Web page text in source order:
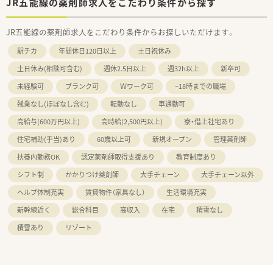
JR五能線の薬剤師求人をこだわり条件からお探しいただけます。
駅チカ 年間休日120日以上
土日祝休み
土日休み(相談可含む)
週休2.5日以上 週32h以上
新卒可
未経験可
ブランク可 Ｗワーク可
~18時までの職場
残業なし(ほぼなし含む)
転勤なし
車通勤可
高給与(600万円以上)
高時給(2,500円以上)
寮・借上社宅あり
住宅補助(手当)あり
60歳以上可 新規オープン
管理薬剤師
扶養内勤務OK
認定薬剤師取得支援あり
教育制度あり
シフト制
かかりつけ薬剤師 大手チェーン
大手チェーン以外
ヘルプ体制充実
賃貸物件（家具なし）
生活環境充実
新幹線近く
総合科目 高収入 在宅
積雪なし
積雪あり
リゾート